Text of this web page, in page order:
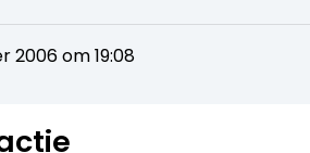
2006 om 19:08